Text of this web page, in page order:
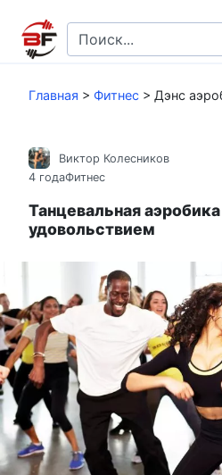
контенту
Search
for:
Главная > Фитнес > Дэнс
Виктор Колесников
4 годаФитнес
Танцевальная
удовольствием